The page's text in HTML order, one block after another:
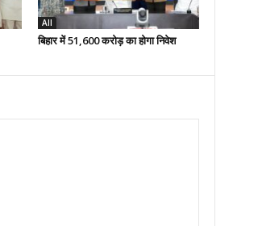
All
बिहार में 51,600 करोड़ का होगा निवेश